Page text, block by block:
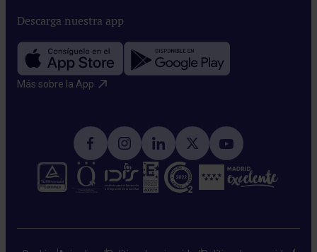
Descarga nuestra app
Más sobre la App​